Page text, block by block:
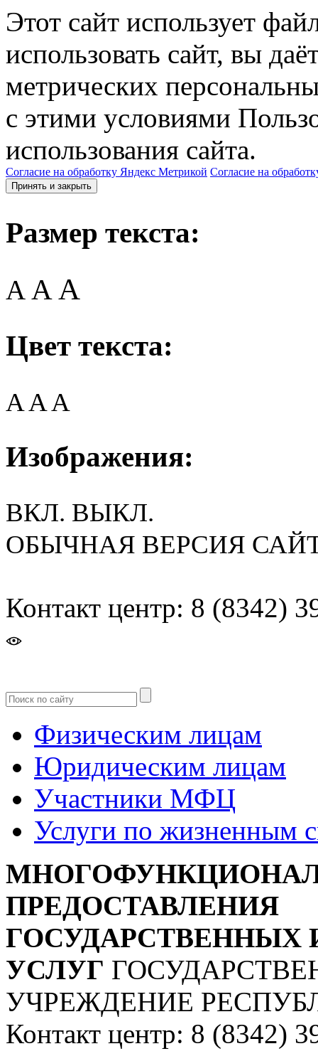
Этот сайт использует
использовать сайт, вы
метрических
с этими условиями
использования сайта.
Согласие на обработку Яндекс Метрикой Согласие на
Принять и закрыть
Размер текста:
A AA
Цвет текста:
AAA
Изображения:
ВКЛ. ВЫКЛ.
ОБЫЧНАЯ ВЕРСИЯ
Контакт центр: 8 (8342)
Физическим лицам
Юридическим лицам
Участники МФЦ
Услуги по жизненным
ПРЕДОСТАВЛЕНИЯ
УСЛУГ
УЧРЕЖДЕНИЕ
Контакт центр: 8 (8342)